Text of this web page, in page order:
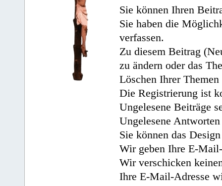
Sie können Ihren
Sie haben die
verfassen.
Zu diesem Beitrag
zu ändern oder das
Löschen Ihrer
Die Registrierung ist
Ungelesene Beiträge
Ungelesene
Sie können das
Wir geben Ihre E-
Wir verschicken
Ihre E-Mail-Adresse